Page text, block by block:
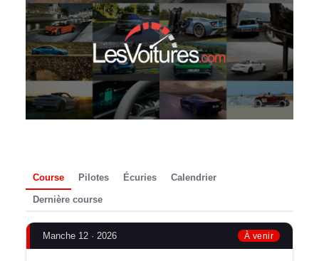
Course Pilotes Écuries Calendrier
Dernière course
Manche 12 · 2026 À venir